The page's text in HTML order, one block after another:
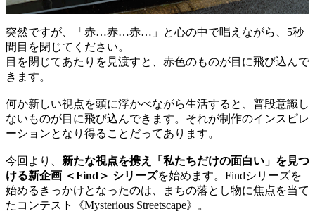
突然ですが、「赤…赤…赤…」と心の中で唱えながら、5秒
間目を閉じてください。
目を閉じてあたりを見渡すと、赤色のものが目に飛び込んで
きます。
何か新しい視点を頭に浮かべながら生活すると、普段意識し
ないものが目に飛び込んできます。それが制作のインスピレ
ーションとなり得ることだってあります。
今回より、 新たな視点を携え「私たちだけの面白い」を見つ
ける新企画 ＜Find＞ シリーズを始めます。Findシリーズを
始めるきっかけとなったのは、まちの落とし物に焦点を当て
たコンテスト《Mysterious Streetscape》。